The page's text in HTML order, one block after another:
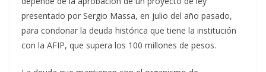
presentado por Sergio Massa, en julio del año pasado,
para condonar la deuda histórica que tiene la institución
con la AFIP, que supera los 100 millones de pesos.